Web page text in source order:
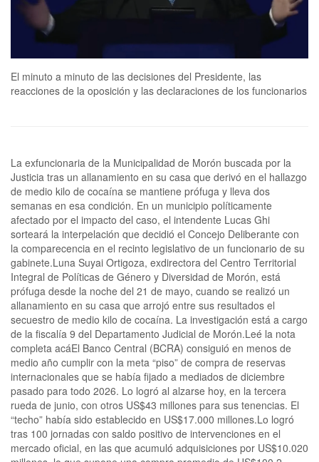
El minuto a minuto de las decisiones del Presidente, las
reacciones de la oposición y las declaraciones de los funcionarios
La exfuncionaria de la Municipalidad de Morón buscada por la
Justicia tras un allanamiento en su casa que derivó en el hallazgo
de medio kilo de cocaína se mantiene prófuga y lleva dos
semanas en esa condición. En un municipio políticamente
afectado por el impacto del caso, el intendente Lucas Ghi
sorteará la interpelación que decidió el Concejo Deliberante con
la comparecencia en el recinto legislativo de un funcionario de su
gabinete.Luna Suyai Ortigoza, exdirectora del Centro Territorial
Integral de Políticas de Género y Diversidad de Morón, está
prófuga desde la noche del 21 de mayo, cuando se realizó un
allanamiento en su casa que arrojó entre sus resultados el
secuestro de medio kilo de cocaína. La investigación está a cargo
de la fiscalía 9 del Departamento Judicial de Morón.Leé la nota
completa acáEl Banco Central (BCRA) consiguió en menos de
medio año cumplir con la meta “piso” de compra de reservas
internacionales que se había fijado a mediados de diciembre
pasado para todo 2026. Lo logró al alzarse hoy, en la tercera
rueda de junio, con otros US$43 millones para sus tenencias. El
“techo” había sido establecido en US$17.000 millones.Lo logró
tras 100 jornadas con saldo positivo de intervenciones en el
mercado oficial, en las que acumuló adquisiciones por US$10.020